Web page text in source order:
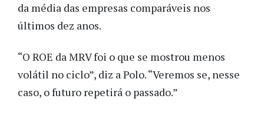
da média das empresas comparáveis nos
últimos dez anos.
“O ROE da MRV foi o que se mostrou menos
volátil no ciclo”, diz a Polo. “Veremos se, nesse
caso, o futuro repetirá o passado.”